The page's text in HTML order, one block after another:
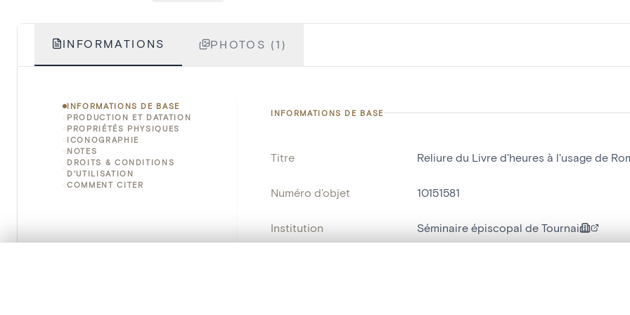
INFORMATIONS PHOTOS (1)
INFORMATIONS DE BASE
PRODUCTION ET DATATION
PROPRIÉTÉS PHYSIQUES
ICONOGRAPHIE
NOTES
DROITS & CONDITIONS
D'UTILISATION
COMMENT CITER
INFORMATIONS DE BASE
Titre Reliure du Livre d'heures à l'usage de
Numéro d'objet 10151581
Institution Séminaire épiscopal de Tournai